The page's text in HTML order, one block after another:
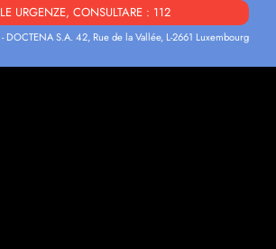
URGENZE, CONSULTARE : 112
S.A. 42, Rue de la Vallée, L-2661 Luxembourg